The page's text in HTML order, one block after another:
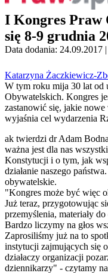
I Kongres Praw
się 8-9 grudnia
Data dodania: 24.09.2017
Katarzyna Żaczkiewicz-
W tym roku mija 30 lat od
Obywatelskich. Kongres
zastanowić się, jakie
wyjaśnia cel wydarzenia
ak twierdzi dr Adam
ważna jest dla nas
Konstytucji i o tym, jak
działanie naszego
obywatelskie.
"Kongres może być więc
Już teraz, przygotowując
przemyślenia, materiały
Bardzo liczymy na głos
Zaprosiliśmy już na to
instytucji zajmujących się
działaczy organizacji
dziennikarzy" - czytamy